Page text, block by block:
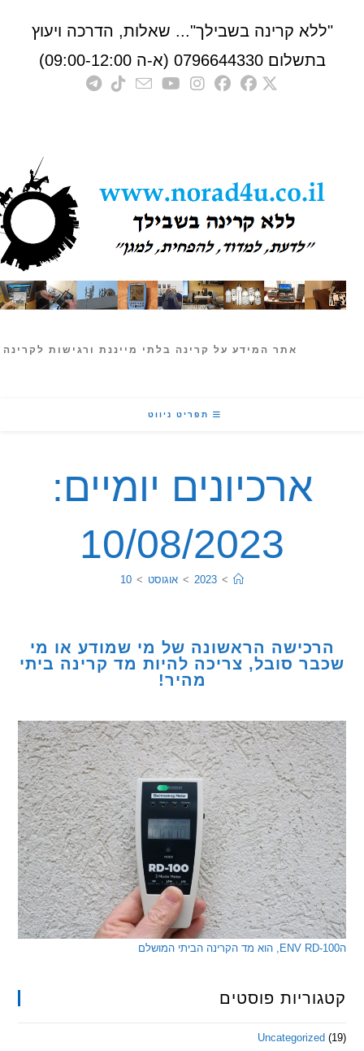
קרינה בשבילך"... שאלות, הדרכה ויעוץ
0796644330 (א-ה 09:00-12:00)
אתר המידע על קרינה בלתי מייננת ורגישות לקרינה
תפריט ניווט
ארכיונים יומיים:
10/08/2023
2023
> אוגוסט >
10
הראשונה של מי שמודע או מי
סובל, צריכה להיות מד קרינה ביתי
מהיר!
פוסטים